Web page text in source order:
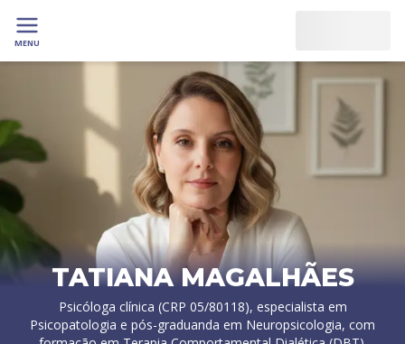
MENU
TATIANA MAGALHÃES
Psicóloga clínica (CRP 05/80118), especialista em
Psicopatologia e pós-graduanda em Neuropsicologia, com